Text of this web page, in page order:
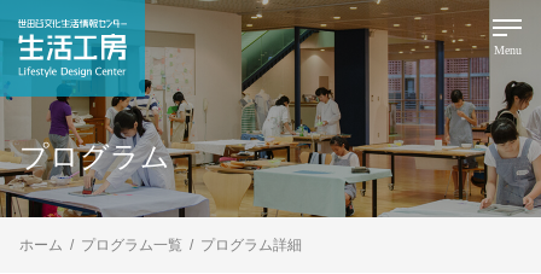
Menu
プログラム
ホーム プログラム一覧 プログラム詳細